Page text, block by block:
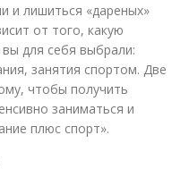
и лишиться «дареных»
от того, какую
для себя выбрали:
занятия спортом. Две
чтобы получить
заниматься и
плюс спорт».